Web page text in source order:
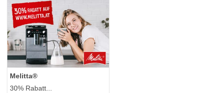
Melitta®
30% Rabatt...